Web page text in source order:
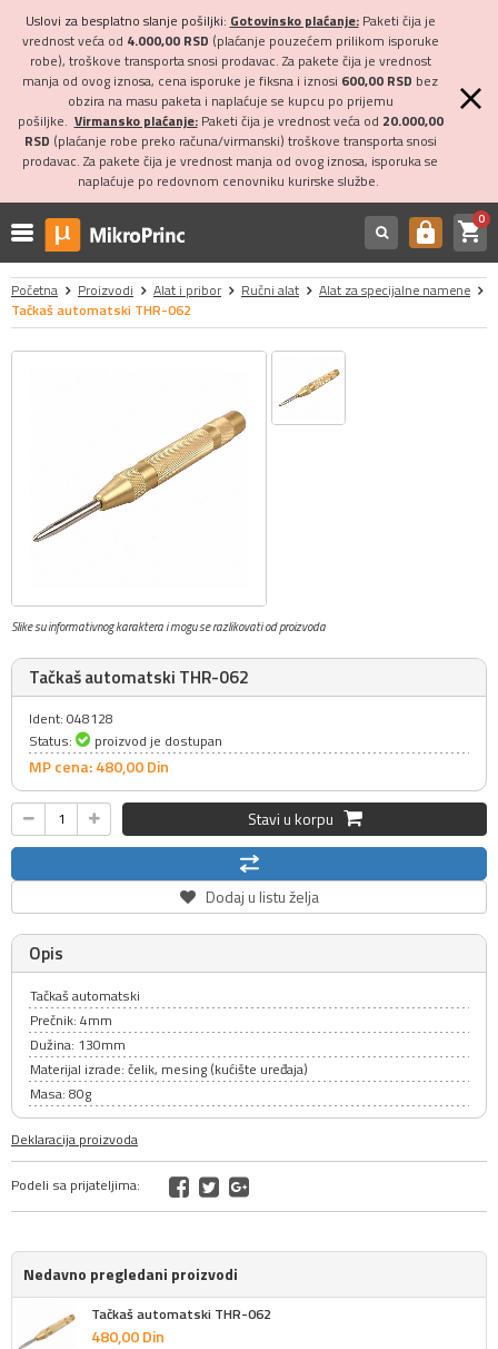
Uslovi za besplatno slanje pošiljki: Gotovinsko plaćanje:Paketi čija je
vrednost veća od 4.000,00 RSD (plaćanje pouzećem prilikom isporuke
robe), troškove transporta snosi prodavac. Za pakete čija je vrednost
manja od ovog iznosa, cena isporuke je fiksna i iznosi 600,00 RSD bez
obzira na masu paketa i naplaćuje se kupcu po prijemu
pošiljke. Virmansko plaćanje:Paketi čija je vrednost veća od 20.000,00
RSD (plaćanje robe preko računa/virmanski) troškove transporta snosi
prodavac. Za pakete čija je vrednost manja od ovog iznosa, isporuka se
naplaćuje po redovnom cenovniku kurirske službe.
https shopping_cart0
Početna Proizvodi Alat i pribor Ručni alat
Alat za specijalne namene
Tačkaš automatski THR-062
Slike su informativnog karaktera i mogu se razlikovati od proizvoda
Tačkaš automatski THR-062
Ident: 048128
Status:
proizvod je dostupan
MP cena: 480,00Din
Stavi u korpu
Dodaj u listu želja
Opis
Tačkaš automatski
Prečnik: 4mm
Dužina: 130mm
Materijal izrade: čelik, mesing (kućište uređaja)
Masa: 80g
Deklaracija proizvoda
Podeli sa prijateljima:
Nedavno pregledani proizvodi
Tačkaš automatski THR-062
480,00Din